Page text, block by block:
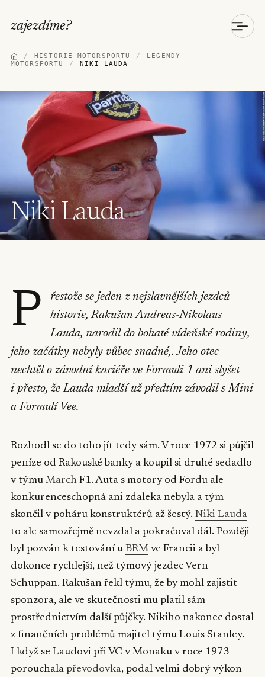
zajezdíme?
/ HISTORIE MOTORSPORTU /
LEGENDY
MOTORSPORTU
/ NIKI LAUDA
Niki Lauda
P
řestože se jeden z nejslavnějších jezdců
historie, Rakušan Andreas-Nikolaus
Lauda, narodil do bohaté vídeňské rodiny,
jeho začátky nebyly vůbec snadné,. Jeho otec
nechtěl o závodní kariéře ve Formuli 1 ani slyšet
i přesto, že Lauda mladší už předtím závodil s Mini
a Formulí Vee.
Rozhodl se do toho jít tedy sám. V roce 1972 si půjčil
peníze od Rakouské banky a koupil si druhé sedadlo
v týmu March F1. Auta s motory od Fordu ale
konkurenceschopná ani zdaleka nebyla a tým
skončil v poháru konstruktérů až šestý. Niki Lauda
to ale samozřejmě nevzdal a pokračoval dál. Později
byl pozván k testování u BRM ve Francii a byl
dokonce rychlejší, než týmový jezdec Vern
Schuppan. Rakušan řekl týmu, že by mohl zajistit
sponzora, ale ve skutečnosti mu platil sám
prostřednictvím další půjčky. Nikiho nakonec dostal
z finančních problémů majitel týmu Louis Stanley.
I když se Laudovi při VC v Monaku v roce 1973
porouchala převodovka, podal velmi dobrý výkon